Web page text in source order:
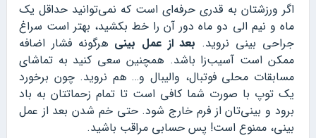
اگر ورزشتان به قدری حرفه‌ای است که نمی‌توانید حداقل یک
ماه و نیم الی دو ماه دور آن را خط بکشید، بهتر است سراغ
جراحی بینی نروید. بعد از عمل بینی هرگونه فشار اضافه
ممکن است آسیب‌زا باشد. همچنین سعی کنید به تماشای
مسابقات محلی فوتبال، والیبال و… هم نروید. چون برخورد
یک توپ با صورت شما کافی است تا تمام زحماتتان به باد
برود و بینی‌تان از فرم خارج شود. حتی خم شدن بعد از عمل
بینی، ممنوع است! پس حسابی مراقب باشید.